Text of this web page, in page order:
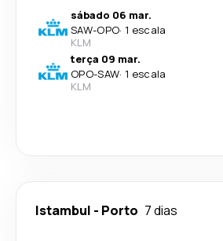
sábado 06 mar.
SAW-OPO· 1 escala
KLM
terça 09 mar.
OPO-SAW· 1 escala
KLM
Istambul - Porto 7 dias